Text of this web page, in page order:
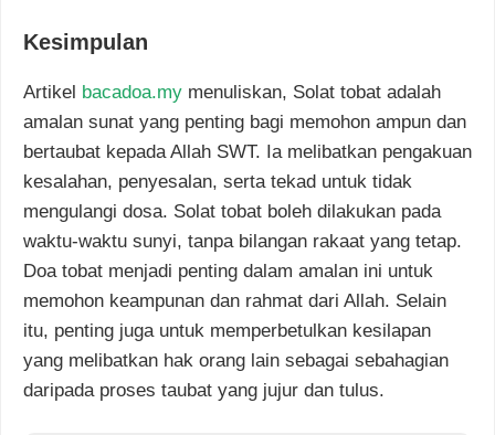
Kesimpulan
Artikel bacadoa.my menuliskan, Solat tobat adalah
amalan sunat yang penting bagi memohon ampun dan
bertaubat kepada Allah SWT. Ia melibatkan pengakuan
kesalahan, penyesalan, serta tekad untuk tidak
mengulangi dosa. Solat tobat boleh dilakukan pada
waktu-waktu sunyi, tanpa bilangan rakaat yang tetap.
Doa tobat menjadi penting dalam amalan ini untuk
memohon keampunan dan rahmat dari Allah. Selain
itu, penting juga untuk memperbetulkan kesilapan
yang melibatkan hak orang lain sebagai sebahagian
daripada proses taubat yang jujur dan tulus.